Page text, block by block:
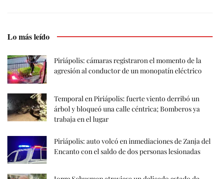
Lo más leído
Piriápolis: cámaras registraron el momento de la
agresión al conductor de un monopatín eléctrico
Temporal en Piriápolis: fuerte viento derribó un
árbol y bloqueó una calle céntrica; Bomberos ya
trabaja en el lugar
Piriápolis: auto volcó en inmediaciones de Zanja del
Encanto con el saldo de dos personas lesionadas